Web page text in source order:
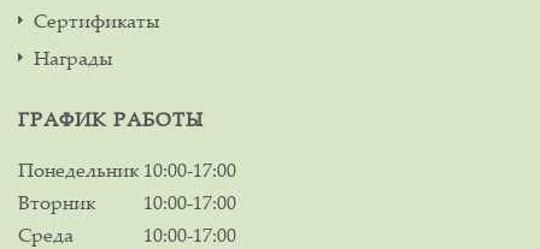
Сертификаты
Награды
ГРАФИК РАБОТЫ
Понедельник 10:00-17:00
Вторник
10:00-17:00
Среда
10:00-17:00